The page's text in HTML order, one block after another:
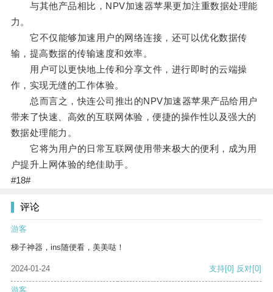
与其他产品相比，NPV加速器苹果更加注重数据处理能
力。
它不仅能够加速用户的网络连接，还可以优化数据传
输，提高数据的传输速度和效率。
用户可以更快地上传和分享文件，进行即时的云端操
作，实现无缝的工作体验。
总而言之，快连公司推出的NPV加速器苹果产品给用户
带来了快速、高效的互联网体验，便捷的操作性以及强大的
数据处理能力。
它将为用户的日常互联网使用带来极大的便利，成为用
户提升上网体验的绝佳助手。
#18#
评论
游客
梯子神器，ins随便看，美美哒！
2024-01-24 支持[0] 反对[0]
游客